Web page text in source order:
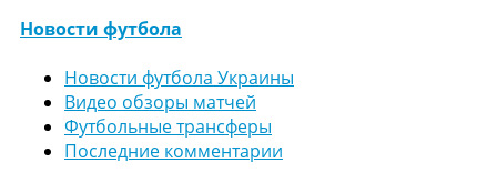
Новости футбола
Новости футбола Украины
Видео обзоры матчей
Футбольные трансферы
Последние комментарии